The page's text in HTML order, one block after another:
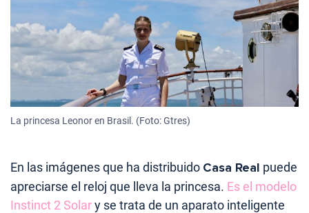
La princesa Leonor en Brasil. (Foto: Gtres)
En las imágenes que ha distribuido Casa Real puede
apreciarse el reloj que lleva la princesa. Es el modelo
Instinct 2 Solary se trata de un aparato inteligente